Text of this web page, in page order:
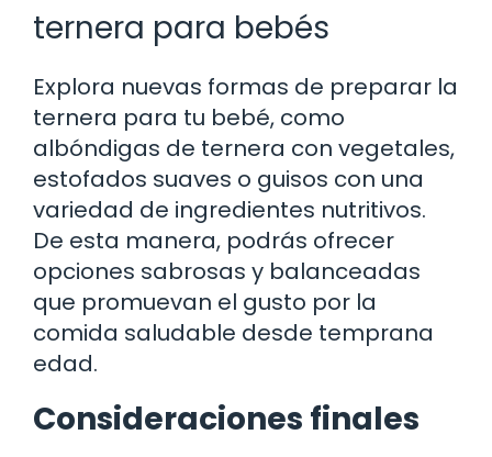
ternera para bebés
Explora nuevas formas de preparar la
ternera para tu bebé, como
albóndigas de ternera con vegetales,
estofados suaves o guisos con una
variedad de ingredientes nutritivos.
De esta manera, podrás ofrecer
opciones sabrosas y balanceadas
que promuevan el gusto por la
comida saludable desde temprana
edad.
Consideraciones finales